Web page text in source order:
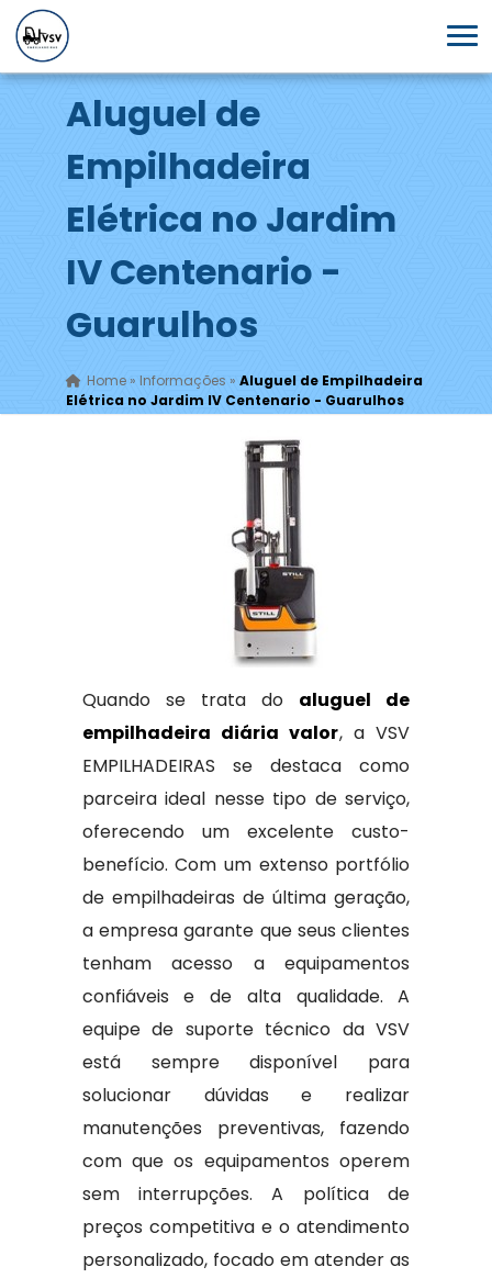
Aluguel de
Empilhadeira
Elétrica no Jardim
IV Centenario -
Guarulhos
Home» Informações » Aluguel de Empilhadeira
Elétrica no Jardim IV Centenario - Guarulhos
Quando se trata do aluguel de
empilhadeira diária valor, a VSV
EMPILHADEIRAS se destaca como
parceira ideal nesse tipo de serviço,
oferecendo um excelente custo-
benefício. Com um extenso portfólio
de empilhadeiras de última geração,
a empresa garante que seus clientes
tenham acesso a equipamentos
confiáveis e de alta qualidade. A
equipe de suporte técnico da VSV
está sempre disponível para
solucionar dúvidas e realizar
manutenções preventivas, fazendo
com que os equipamentos operem
sem interrupções. A política de
preços competitiva e o atendimento
personalizado, focado em atender as